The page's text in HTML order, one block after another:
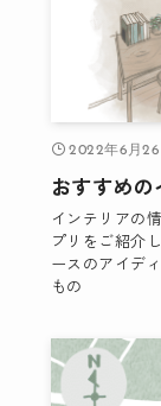
おすすめの
インテリアの
プリをご紹介
ースのアイデ
もの
2022年6月26